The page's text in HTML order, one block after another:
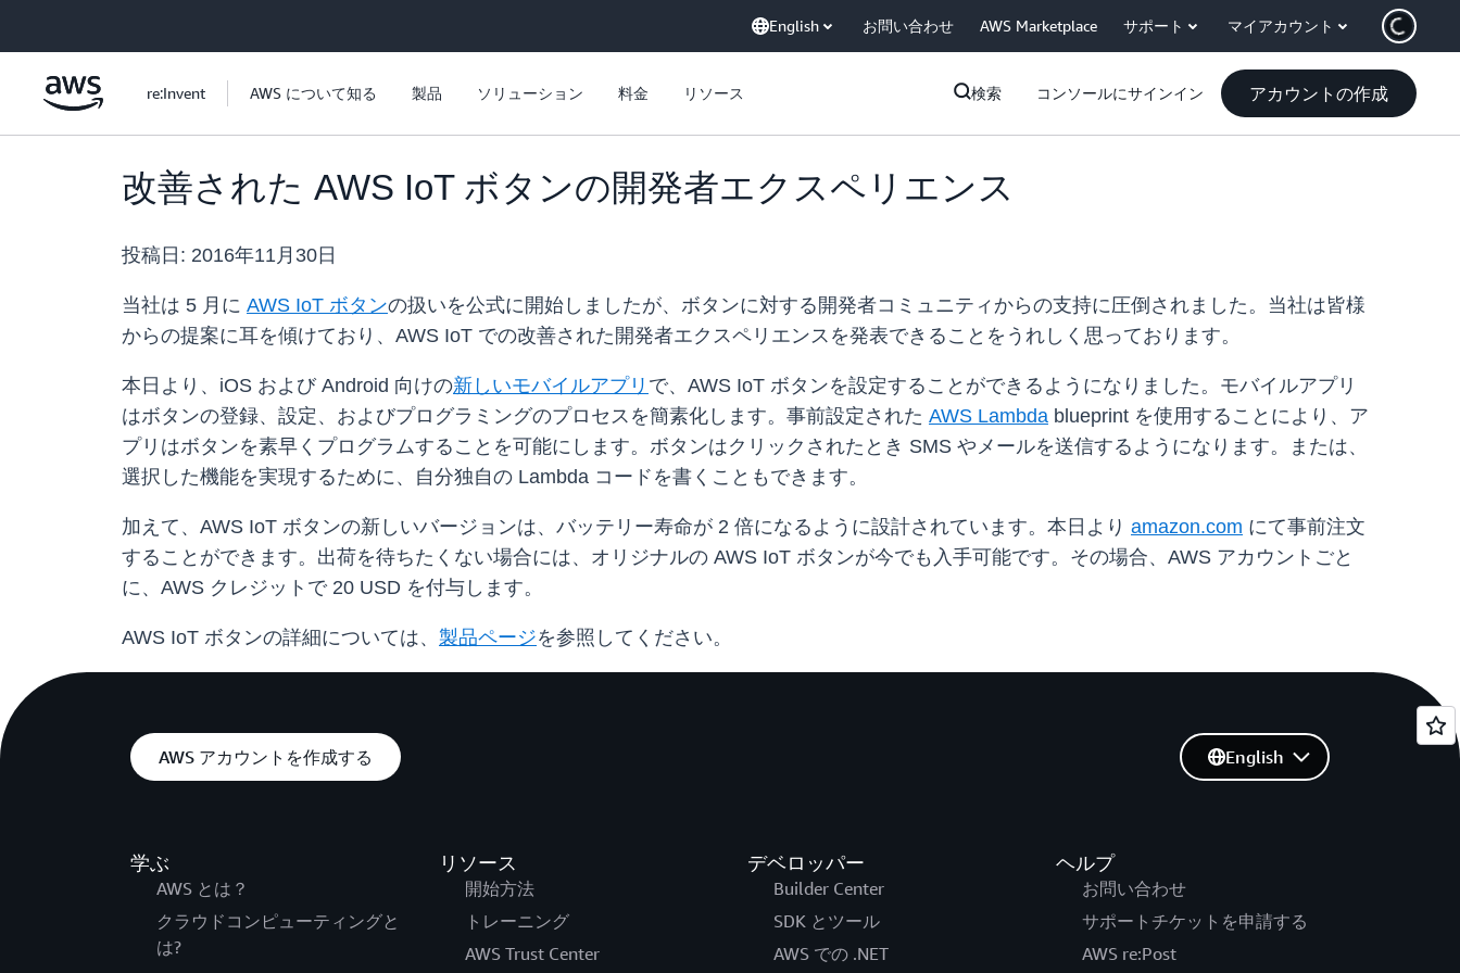
English お問い合わせ AWS Marketplace サポート マイアカウント
re:Invent AWS について知る 製品 ソリューション 料金 リソース 検索 コンソールにサインイン アカウントの作成
改善された AWS IoT ボタンの開発者エクスペリエンス
投稿日: 2016年11月30日
当社は 5 月に AWS IoT ボタンの扱いを公式に開始しましたが、ボタンに対する開発者コミュニティからの支持に圧倒されました。当社は皆様
からの提案に耳を傾けており、AWS IoT での改善された開発者エクスペリエンスを発表できることをうれしく思っております。
本日より、iOS および Android 向けの新しいモバイルアプリ で、AWS IoT ボタンを設定することができるようになりました。モバイルアプリ
はボタンの登録、設定、およびプログラミングのプロセスを簡素化します。事前設定された AWS Lambda blueprint を使用することにより、ア
プリはボタンを素早くプログラムすることを可能にします。ボタンはクリックされたとき SMS やメールを送信するようになります。または、
選択した機能を実現するために、自分独自の Lambda コードを書くこともできます。
加えて、AWS IoT ボタンの新しいバージョンは、バッテリー寿命が 2 倍になるように設計されています。本日より amazon.com にて事前注文
することができます。出荷を待ちたくない場合には、オリジナルの AWS IoT ボタンが今でも入手可能です。その場合、AWS アカウントごと
に、AWS クレジットで 20 USD を付与します。
AWS IoT ボタンの詳細については、 製品ページを参照してください。
AWS アカウントを作成する
学ぶ
AWS とは？
クラウドコンピューティングと
は?
リソース
開始方法
トレーニング
AWS Trust Center
デベロッパー
Builder Center
SDK とツール
AWS での .NET
ヘルプ
お問い合わせ
サポートチケットを申請する
AWS re:Post
English